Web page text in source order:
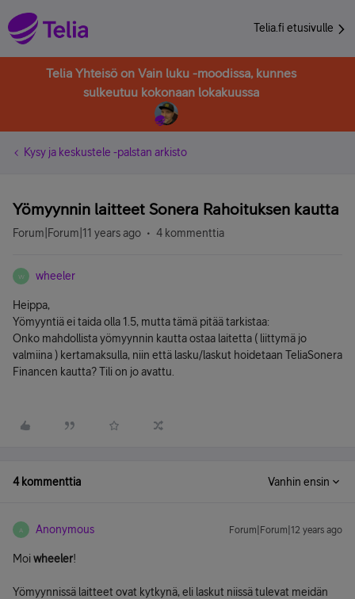
Telia.fi etusivulle
Telia Yhteisö on Vain luku -moodissa, kunnes
sulkeutuu kokonaan lokakuussa
Kysy ja keskustele -palstan arkisto
Yömyynnin laitteet Sonera Rahoituksen kautta
Forum|Forum|11 years ago 4 kommenttia
W wheeler
Heippa,
Yömyyntiä ei taida olla 1.5, mutta tämä pitää tarkistaa:
Onko mahdollista yömyynnin kautta ostaa laitetta ( liittymä jo
valmiina ) kertamaksulla, niin että lasku/laskut hoidetaan TeliaSonera
Financen kautta? Tili on jo avattu.
4 kommenttia Vanhin ensin
A Anonymous Forum|Forum|12 years ago
Moiwheeler!
Yömyynnissä laitteet ovat kytkynä, eli laskut niissä tulevat meidän